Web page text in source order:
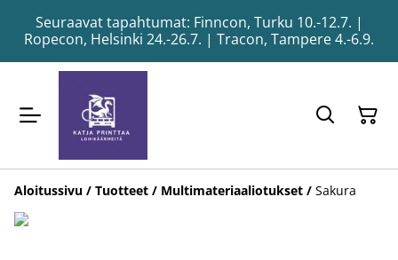
Seuraavat tapahtumat: Finncon, Turku 10.-12.7. |
Ropecon, Helsinki 24.-26.7. | Tracon, Tampere 4.-6.9.
Aloitussivu / Tuotteet / Multimateriaaliotukset / Sakura